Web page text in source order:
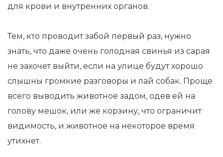
для крови и внутренних органов.
Тем, кто проводит забой первый раз, нужно
знать, что даже очень голодная свинья из сарая
не захочет выйти, если на улице будут хорошо
слышны громкие разговоры и лай собак. Проще
всего выводить животное задом, одев ей на
голову мешок, или же корзину, что ограничит
видимость, и животное на некоторое время
утихнет.